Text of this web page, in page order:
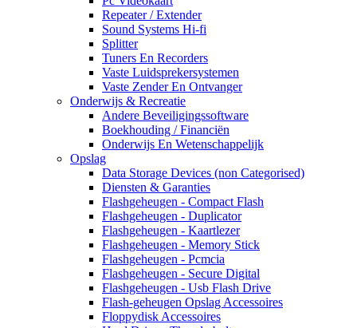
Repeater / Extender
Sound Systems Hi-fi
Splitter
Tuners En Recorders
Vaste Luidsprekersystemen
Vaste Zender En Ontvanger
Onderwijs & Recreatie
Andere Beveiligingssoftware
Boekhouding / Financiën
Onderwijs En Wetenschappelijk
Opslag
Data Storage Devices (non Categorised)
Diensten & Garanties
Flashgeheugen - Compact Flash
Flashgeheugen - Duplicator
Flashgeheugen - Kaartlezer
Flashgeheugen - Memory Stick
Flashgeheugen - Pcmcia
Flashgeheugen - Secure Digital
Flashgeheugen - Usb Flash Drive
Flash-geheugen Opslag Accessoires
Floppydisk Accessoires